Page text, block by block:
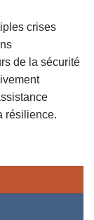
crises
de la sécurité
résilience.